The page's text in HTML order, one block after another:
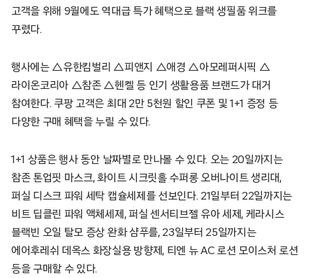
고객을 위해 9월에도 역대급 특가 혜택으로 블랙 생필품 위크를
꾸렸다.
행사에는 △유한킴벌리 △피앤지 △애경 △아모레퍼시픽 △
라이온코리아 △참존 △헨켈 등 인기 생활용품 브랜드가 대거
참여한다. 쿠팡 고객은 최대 2만 5천원 할인 쿠폰 및 1+1 증정 등
다양한 구매 혜택을 누릴 수 있다.
1+1 상품은 행사 동안 날짜별로 만나볼 수 있다. 오는 20일까지는
참존 톤업핏 마스크, 화이트 시크릿홀 수퍼롱 오버나이트 생리대,
퍼실 디스크 파워 세탁 캡슐세제를 선보인다. 21일부터 22일까지는
비트 딥클린 파워 액체세제, 퍼실 센서티브젤 유아 세제, 케라시스
블랙빈 오일 탈모 증상 완화 샴푸를, 23일부터 25일까지는
에어후레쉬 데옥스 화장실용 방향제, 티엔 뉴 AC 로션 모이스처 로션
등을 구매할 수 있다.